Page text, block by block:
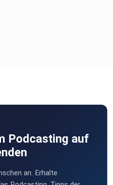
Podcasting auf
an. Erhalte